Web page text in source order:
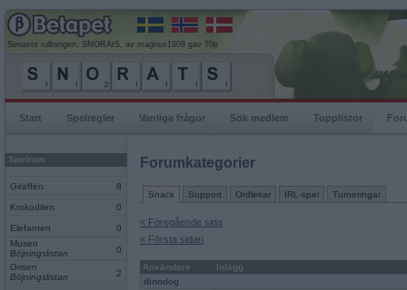
Senaste rullningen, SNORAtS, av magnus1908 gav 70p
Start Spelregler Vanliga frågor Sök medlem Topplistor
Spelrum
Giraffen 8
Krokodilen 0
Elefanten
0
Musen
Böjningslistan
0
Grisen
Böjningslistan
2
Forumkategorier
Snack Support Ordlekar IRL-spel Turneringar
« Föregående sida
« Första sidan
Användare
Inlägg
dinodog